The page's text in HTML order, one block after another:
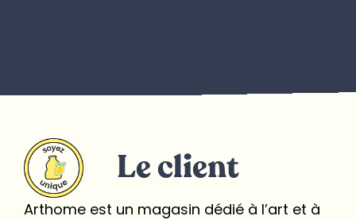
Le client
Arthome est un magasin dédié à l’art et à